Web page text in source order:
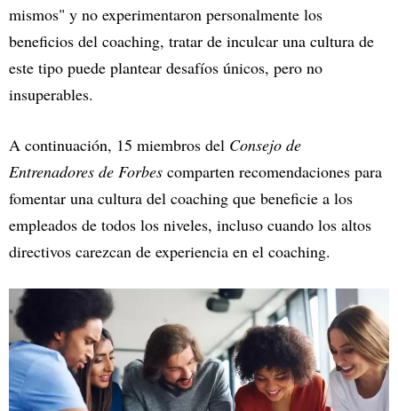
mismos" y no experimentaron personalmente los
beneficios del coaching, tratar de inculcar una cultura de
este tipo puede plantear desafíos únicos, pero no
insuperables.
A continuación, 15 miembros del Consejo de
Entrenadores de Forbes comparten recomendaciones para
fomentar una cultura del coaching que beneficie a los
empleados de todos los niveles, incluso cuando los altos
directivos carezcan de experiencia en el coaching.